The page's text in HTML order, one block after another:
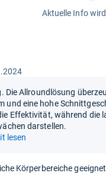
Aktuelle Info
Die Allroundlösung
und eine hohe
Effektivität, während die
darstellen.
lesen
Körperbereiche geeignet